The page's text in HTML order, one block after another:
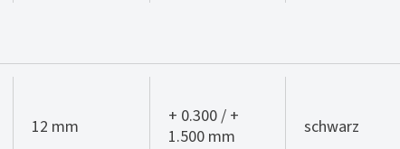
12 mm
+ 0.300 / +
1.500 mm
schwarz